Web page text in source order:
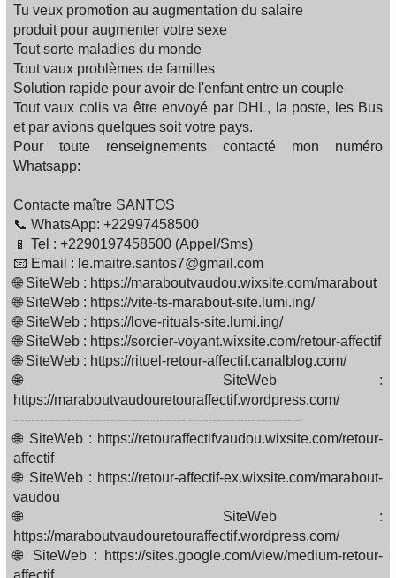
Tu veux promotion au augmentation du salaire
produit pour augmenter votre sexe
Tout sorte maladies du monde
Tout vaux problèmes de familles‍‍‍
Solution rapide pour avoir de l'enfant entre un couple
Tout vaux colis va être envoyé par DHL, la poste, les Bus
et par avions quelques soit votre pays.
Pour toute renseignements contacté mon numéro
Whatsapp:
Contacte maître SANTOS
📞 WhatsApp: +22997458500
📱 Tel : +2290197458500 (Appel/Sms)
📧 Email : le.maitre.santos7@gmail.com
🌐 SiteWeb : https://maraboutvaudou.wixsite.com/marabout
🌐 SiteWeb : https://vite-ts-marabout-site.lumi.ing/
🌐 SiteWeb : https://love-rituals-site.lumi.ing/
🌐 SiteWeb : https://sorcier-voyant.wixsite.com/retour-affectif
🌐 SiteWeb : https://rituel-retour-affectif.canalblog.com/
🌐 SiteWeb :
https://maraboutvaudouretouraffectif.wordpress.com/
-----------------------------------------------------------------
🌐 SiteWeb : https://retouraffectifvaudou.wixsite.com/retour-
affectif
🌐 SiteWeb : https://retour-affectif-ex.wixsite.com/marabout-
vaudou
🌐 SiteWeb :
https://maraboutvaudouretouraffectif.wordpress.com/
🌐 SiteWeb : https://sites.google.com/view/medium-retour-
affectif